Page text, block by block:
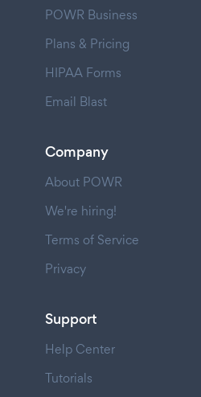
POWR Business
Plans & Pricing
HIPAA Forms
Email Blast
Company
About POWR
We're hiring!
Terms of Service
Privacy
Support
Help Center
Tutorials